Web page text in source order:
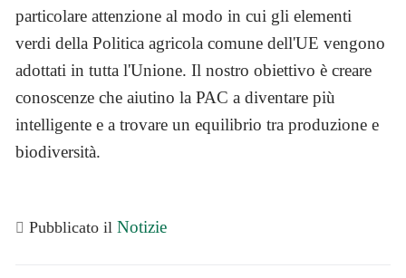
particolare attenzione al modo in cui gli elementi
verdi della Politica agricola comune dell'UE vengono
adottati in tutta l'Unione. Il nostro obiettivo è creare
conoscenze che aiutino la PAC a diventare più
intelligente e a trovare un equilibrio tra produzione e
biodiversità.
Pubblicato ilNotizie